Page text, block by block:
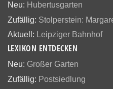
Neu: Hubertusgarten
Zufällig: Stolperstein:
Aktuell: Leipziger Bahnhof
LEXIKON ENTDECKEN
Neu: Großer Garten
Zufällig: Postsiedlung